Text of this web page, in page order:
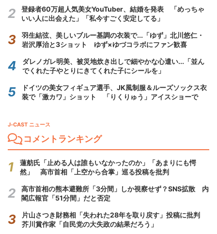
登録者60万超人気美女YouTuber、結婚を発表 「めっちゃ
いい人に出会えた」「私今すごく安定してる」
羽生結弦、美しいブルー基調の衣装で...「ゆず」北川悠仁・
岩沢厚治と3ショット ゆず×ゆづコラボにファン歓喜
ダレノガレ明美、被災地炊き出しで細やかな心遣い...「並ん
でくれた子やとりにきてくれた子にシールを」
ドイツの美女フィギュア選手、JK風制服＆ルーズソックス衣
装で「激カワ」ショット 「りくりゅう」アイスショーで
J-CAST ニュース
コメントランキング
蓮舫氏「止める人は誰もいなかったのか」「あまりにも愕
然」 高市首相「上空から合掌」巡る投稿を批判
高市首相の熊本避難所「3分間」しか視察せず？SNS拡散 内
閣広報官「51分間」だと否定
片山さつき財務相「失われた28年を取り戻す」投稿に批判
芥川賞作家「自民党の大失政の結果だろう」